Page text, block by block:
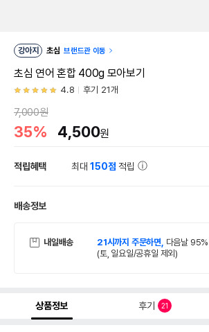
강아지 초심 브랜드관 이동
초심 연어 혼합 400g 모아보기
4.8 후기 21개
7,000원
35% 4,500원
적립혜택 최대150점 적립
배송정보
내일배송 21시까지 주문하면, 다음날
(토, 일요일/공휴일 제외)
상품정보 후기 21